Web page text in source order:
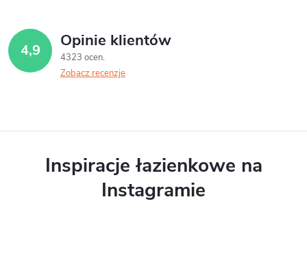
4,9 Opinie klientów
4323 ocen
Zobacz recenzje
Inspiracje łazienkowe na
Instagramie